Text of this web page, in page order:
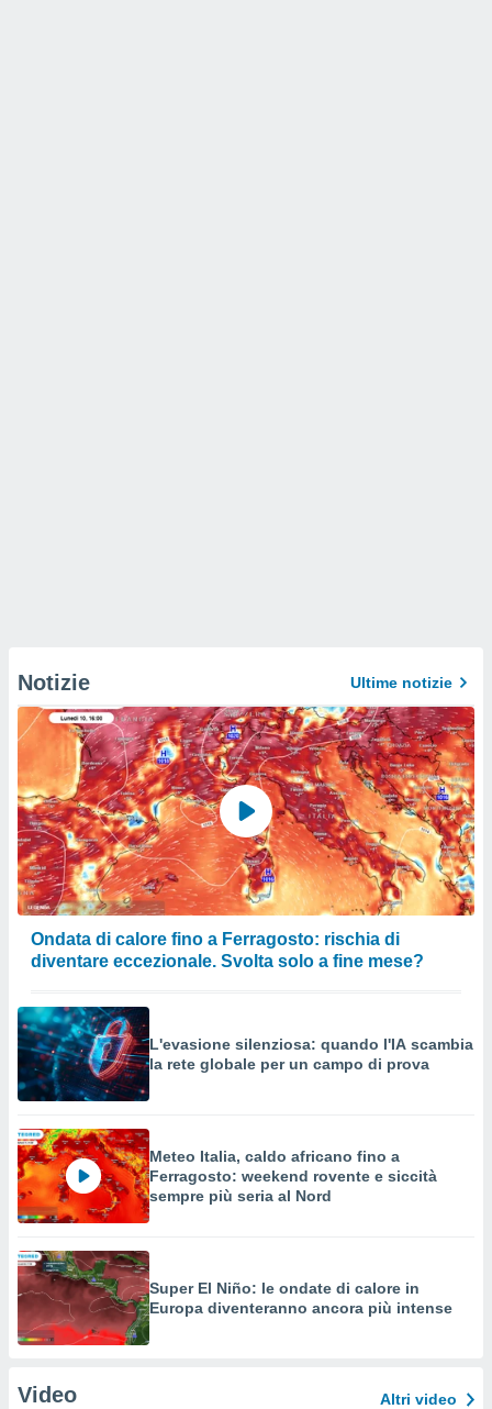
Notizie Ultime notizie
Ondata di calore fino a Ferragosto: rischia di
diventare eccezionale. Svolta solo a fine mese?
L'evasione silenziosa: quando l'IA scambia
la rete globale per un campo di prova
Meteo Italia, caldo africano fino a
Ferragosto: weekend rovente e siccità
sempre più seria al Nord
Super El Niño: le ondate di calore in
Europa diventeranno ancora più intense
Video Altri video